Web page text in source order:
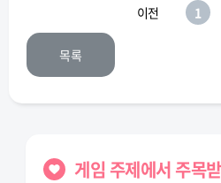
이전 1
목록
게임 주제에서 주목